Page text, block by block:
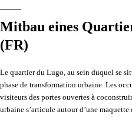
Mitbau eines
(FR)
Le quartier du Lugo, au sein duquel se
phase de transformation urbaine. Les
visiteurs des portes ouvertes à
urbaine s’articule autour d’une